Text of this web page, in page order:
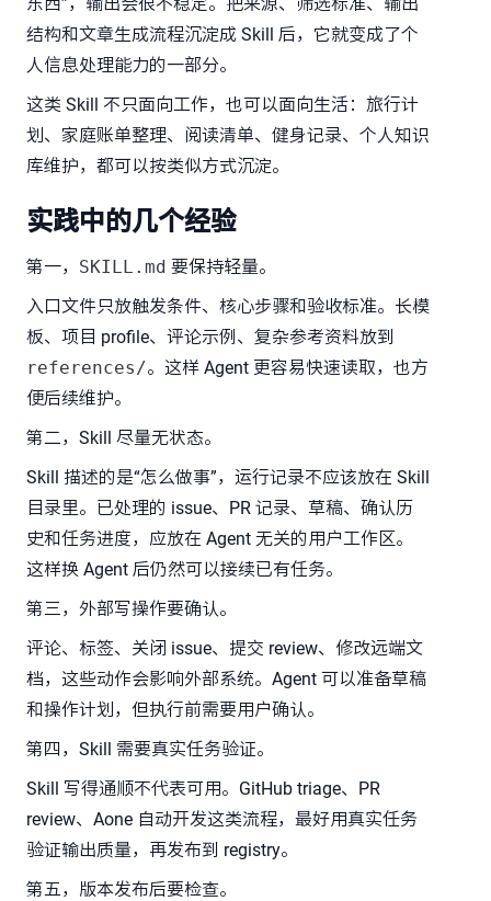
结构和文章生成流程沉淀成 Skill 后，它就变成了个
人信息处理能力的一部分。
这类 Skill 不只面向工作，也可以面向生活：旅行计
划、家庭账单整理、阅读清单、健身记录、个人知识
库维护，都可以按类似方式沉淀。
实践中的几个经验
第一， SKILL.md 要保持轻量。
入口文件只放触发条件、核心步骤和验收标准。长模
板、项目 profile、评论示例、复杂参考资料放到
references/。这样 Agent 更容易快速读取，也方
便后续维护。
第二，Skill 尽量无状态。
Skill 描述的是“怎么做事”，运行记录不应该放在 Skill
目录里。已处理的 issue、PR 记录、草稿、确认历
史和任务进度，应放在 Agent 无关的用户工作区。
这样换 Agent 后仍然可以接续已有任务。
第三，外部写操作要确认。
评论、标签、关闭 issue、提交 review、修改远端文
档，这些动作会影响外部系统。Agent 可以准备草稿
和操作计划，但执行前需要用户确认。
第四，Skill 需要真实任务验证。
Skill 写得通顺不代表可用。GitHub triage、PR
review、Aone 自动开发这类流程，最好用真实任务
验证输出质量，再发布到 registry。
第五，版本发布后要检查。